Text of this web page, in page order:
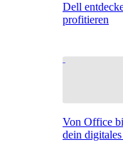
Dell
profitieren
Von Office
dein